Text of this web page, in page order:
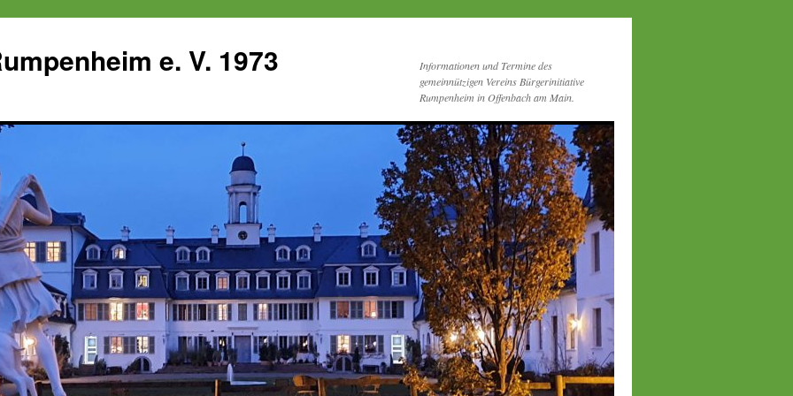
e. V. 1973
Informationen und Termine des
gemeinnützigen Vereins Bürgerinitiative
Rumpenheim in Offenbach am Main.